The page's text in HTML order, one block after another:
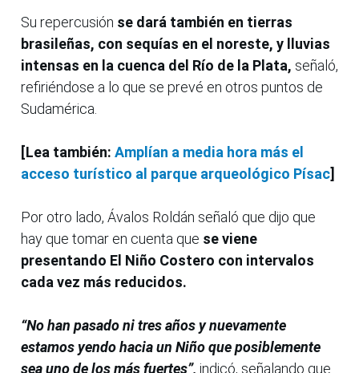
Su repercusión se dará también en tierras
brasileñas, con sequías en el noreste, y lluvias
intensas en la cuenca del Río de la Plata, señaló,
refiriéndose a lo que se prevé en otros puntos de
Sudamérica.
[Lea también: Amplían a media hora más el
acceso turístico al parque arqueológico Písac]
Por otro lado, Ávalos Roldán señaló que dijo que
hay que tomar en cuenta que se viene
presentando El Niño Costero con intervalos
cada vez más reducidos.
“No han pasado ni tres años y nuevamente
estamos yendo hacia un Niño que posiblemente
sea uno de los más fuertes”, indicó, señalando que